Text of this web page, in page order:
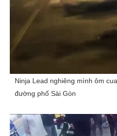
Ninja Lead nghiêng mình ôm
đường phố Sài Gòn